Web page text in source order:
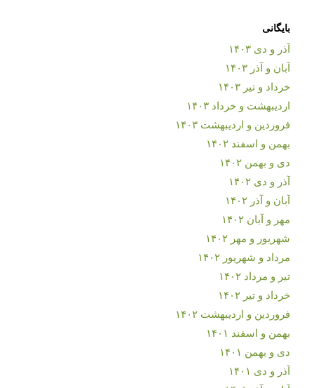
بایگانی
آذر و دی ۱۴۰۳
آبان و آذر ۱۴۰۳
خرداد و تیر ۱۴۰۳
اردیبهشت و خرداد ۱۴۰۳
فروردین و اردیبهشت ۱۴۰۳
بهمن و اسفند ۱۴۰۲
دی و بهمن ۱۴۰۲
آذر و دی ۱۴۰۲
آبان و آذر ۱۴۰۲
مهر و آبان ۱۴۰۲
شهریور و مهر ۱۴۰۲
مرداد و شهریور ۱۴۰۲
تیر و مرداد ۱۴۰۲
خرداد و تیر ۱۴۰۲
فروردین و اردیبهشت ۱۴۰۲
بهمن و اسفند ۱۴۰۱
دی و بهمن ۱۴۰۱
آذر و دی ۱۴۰۱